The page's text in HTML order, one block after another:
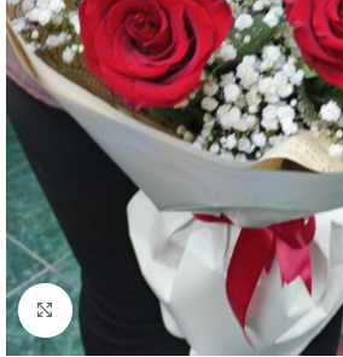
Нажмите, чтобы увеличить изображение